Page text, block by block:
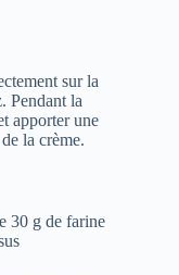
sur la
Pendant la
apporter une
la crème.
30 g de farine